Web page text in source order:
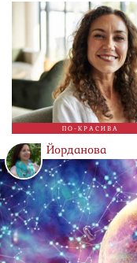
ПО-КРАСИВА
Йорданова